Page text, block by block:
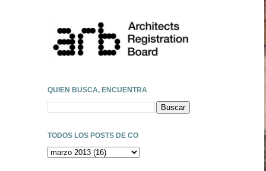
QUIEN BUSCA, ENCUENTRA
TODOS LOS POSTS DE CO